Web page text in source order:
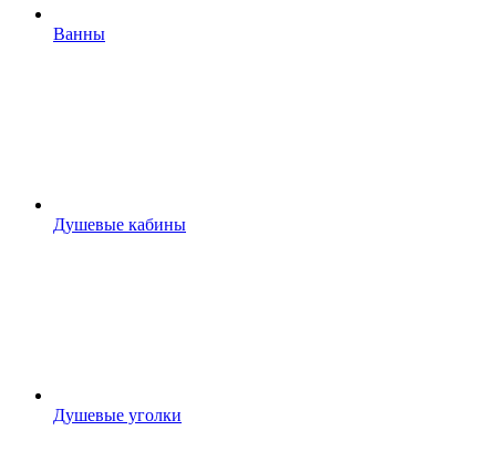
Ванны
Душевые кабины
Душевые уголки